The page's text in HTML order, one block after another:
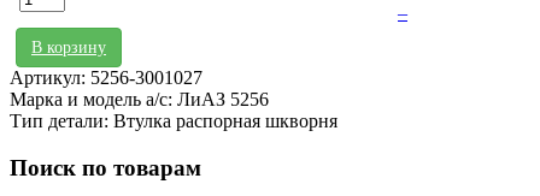
–
В корзину
Артикул: 5256-3001027
Марка и модель а/с: ЛиАЗ 5256
Тип детали: Втулка распорная шкворня
Поиск по товарам